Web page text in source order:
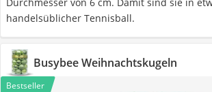
handelsüblicher Tennisball.
Busybee Weihnachtskugeln
Bestseller